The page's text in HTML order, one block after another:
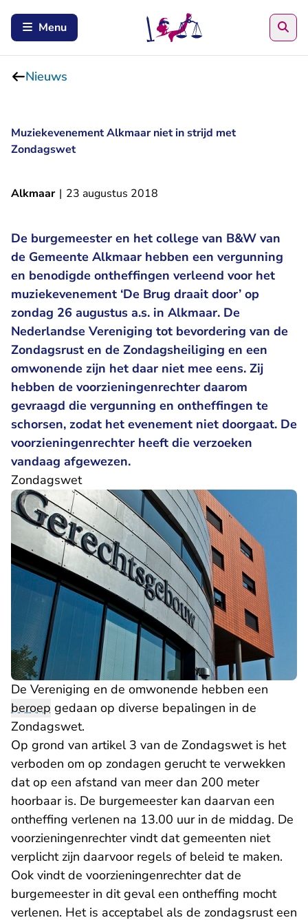
Menu
Nieuws
Muziekevenement Alkmaar niet in strijd met
Zondagswet
Alkmaar | 23 augustus 2018
De burgemeester en het college van B&W van
de Gemeente Alkmaar hebben een vergunning
en benodigde ontheffingen verleend voor het
muziekevenement ‘De Brug draait door’ op
zondag 26 augustus a.s. in Alkmaar. De
Nederlandse Vereniging tot bevordering van de
Zondagsrust en de Zondagsheiliging en een
omwonende zijn het daar niet mee eens. Zij
hebben de voorzieningenrechter daarom
gevraagd die vergunning en ontheffingen te
schorsen, zodat het evenement niet doorgaat. De
voorzieningenrechter heeft die verzoeken
vandaag afgewezen.
Zondagswet
De Vereniging en de omwonende hebben een
beroep gedaan op diverse bepalingen in de
Zondagswet.
Op grond van artikel 3 van de Zondagswet is het
verboden om op zondagen gerucht te verwekken
dat op een afstand van meer dan 200 meter
hoorbaar is. De burgemeester kan daarvan een
ontheffing verlenen na 13.00 uur in de middag. De
voorzieningenrechter vindt dat gemeenten niet
verplicht zijn daarvoor regels of beleid te maken.
Ook vindt de voorzieningenrechter dat de
burgemeester in dit geval een ontheffing mocht
verlenen. Het is acceptabel als de zondagsrust een